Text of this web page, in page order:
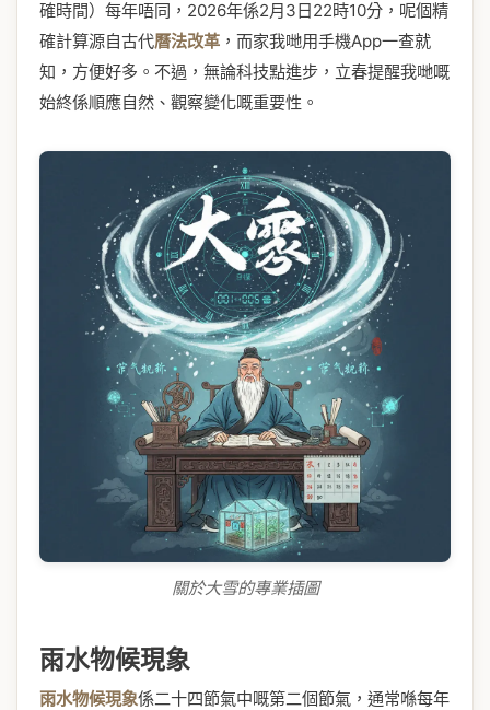
確時間）每年唔同，2026年係2月3日22時10分，呢個精
確計算源自古代曆法改革 ，而家我哋用手機App一查就
知，方便好多。不過，無論科技點進步，立春提醒我哋嘅
始終係順應自然、觀察變化嘅重要性。
關於大雪的專業插圖
雨水物候現象
雨水物候現象係二十四節氣中嘅第二個節氣，通常喺每年